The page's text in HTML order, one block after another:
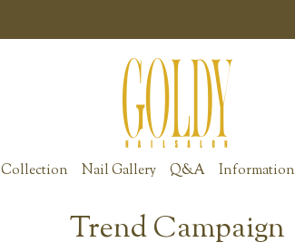
Collection Nail Gallery Q&A Information
Trend Campaign